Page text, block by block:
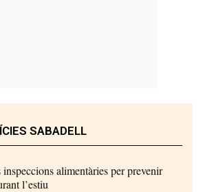
SABADELL
alimentàries per prevenir
l’estiu